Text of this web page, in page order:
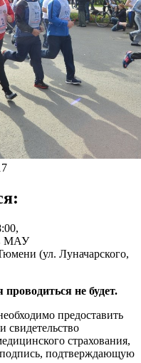
в МАУ
(ул. Луначарского,
не будет.
предоставить
свидетельство
страхования,
подтверждающую